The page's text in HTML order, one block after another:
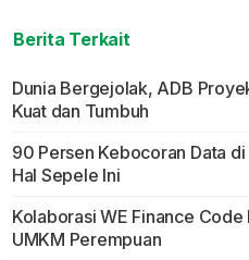
Berita Terkait
Dunia Bergejolak, ADB
Kuat dan Tumbuh
90 Persen Kebocoran Data
Hal Sepele Ini
Kolaborasi WE Finance
UMKM Perempuan